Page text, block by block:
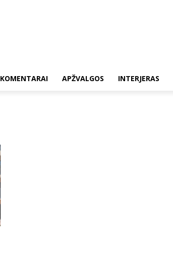
KOMENTARAI APŽVALGOS INTERJERAS